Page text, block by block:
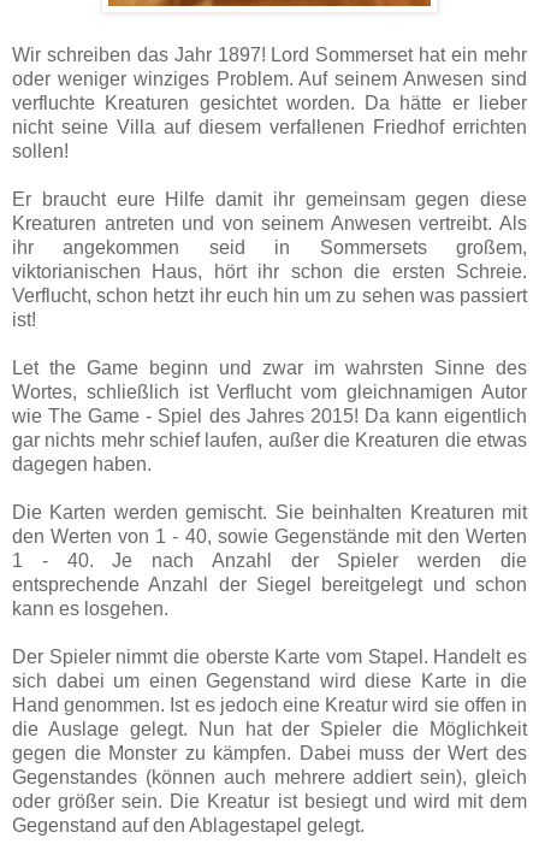
Wir schreiben das Jahr 1897! Lord Sommerset hat ein mehr
oder weniger winziges Problem. Auf seinem Anwesen sind
verfluchte Kreaturen gesichtet worden. Da hätte er lieber
nicht seine Villa auf diesem verfallenen Friedhof errichten
sollen!
Er braucht eure Hilfe damit ihr gemeinsam gegen diese
Kreaturen antreten und von seinem Anwesen vertreibt. Als
ihr angekommen seid in Sommersets großem,
viktorianischen Haus, hört ihr schon die ersten Schreie.
Verflucht, schon hetzt ihr euch hin um zu sehen was passiert
ist!
Let the Game beginn und zwar im wahrsten Sinne des
Wortes, schließlich ist Verflucht vom gleichnamigen Autor
wie The Game - Spiel des Jahres 2015! Da kann eigentlich
gar nichts mehr schief laufen, außer die Kreaturen die etwas
dagegen haben.
Die Karten werden gemischt. Sie beinhalten Kreaturen mit
den Werten von 1 - 40, sowie Gegenstände mit den Werten
1 - 40. Je nach Anzahl der Spieler werden die
entsprechende Anzahl der Siegel bereitgelegt und schon
kann es losgehen.
Der Spieler nimmt die oberste Karte vom Stapel. Handelt es
sich dabei um einen Gegenstand wird diese Karte in die
Hand genommen. Ist es jedoch eine Kreatur wird sie offen in
die Auslage gelegt. Nun hat der Spieler die Möglichkeit
gegen die Monster zu kämpfen. Dabei muss der Wert des
Gegenstandes (können auch mehrere addiert sein), gleich
oder größer sein. Die Kreatur ist besiegt und wird mit dem
Gegenstand auf den Ablagestapel gelegt.